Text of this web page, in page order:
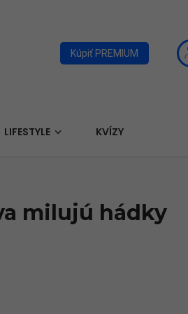
Kúpiť PREMIUM
LIFESTYLE KVÍZY
milujú hádky